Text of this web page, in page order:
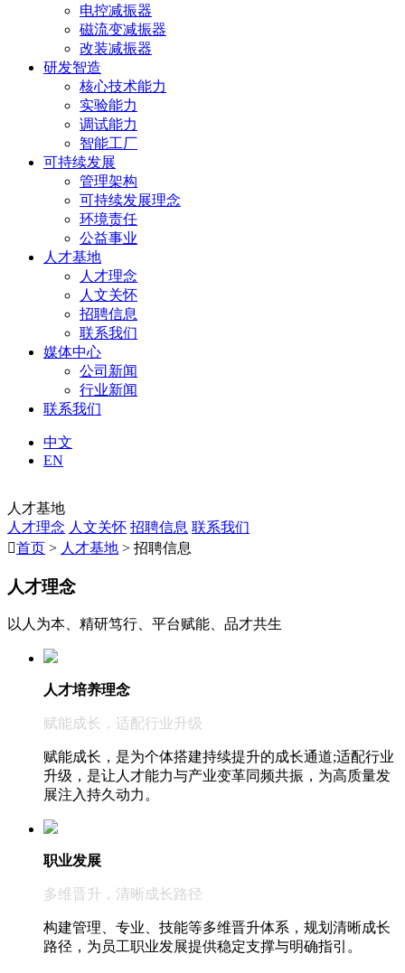
电控减振器
磁流变减振器
改装减振器
研发智造
核心技术能力
实验能力
调试能力
智能工厂
可持续发展
管理架构
可持续发展理念
环境责任
公益事业
人才基地
人才理念
人文关怀
招聘信息
联系我们
媒体中心
公司新闻
行业新闻
联系我们
中文
EN
人才基地
人才理念 人文关怀 招聘信息 联系我们
首页 > 人才基地 > 招聘信息
人才理念
以人为本、精研笃行、平台赋能、品才共生
人才培养理念
赋能成长，适配行业升级
赋能成长，是为个体搭建持续提升的成长通道;适配行业
升级，是让人才能力与产业变革同频共振，为高质量发
展注入持久动力。
职业发展
多维晋升，清晰成长路径
构建管理、专业、技能等多维晋升体系，规划清晰成长
路径，为员工职业发展提供稳定支撑与明确指引。